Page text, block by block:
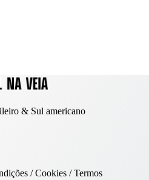
& Sul americano
/Cookies/Termos